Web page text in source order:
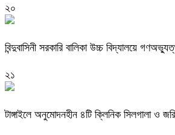
২০
বিন্দুবাসিনী সরকারি বালিকা উচ্চ বিদ্যালয়ে
২১
টাঙ্গাইলে অনুমোদনহীন ৪টি ক্লিনিক সিলগালা ও